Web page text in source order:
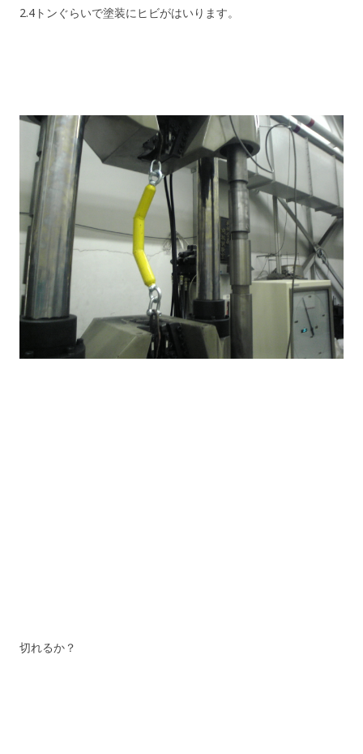
2.4トンぐらいで塗装にヒビがはいります。
切れるか？